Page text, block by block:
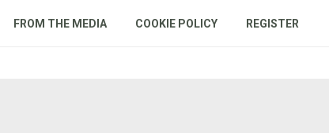
FROM THE MEDIA COOKIE POLICY REGISTER